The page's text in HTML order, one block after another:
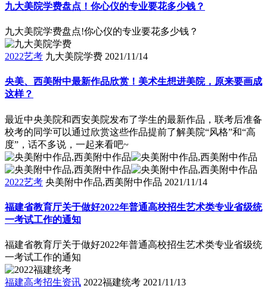
九大美院学费盘点！你心仪的专业要花多少钱？
九大美院学费盘点!你心仪的专业要花多少钱？
2022艺考 九大美院学费 2021/11/14
央美、西美附中最新作品欣赏！美术生想进美院，原来要画成
这样？
最近中央美院和西安美院发布了学生的最新作品，联考后准备
校考的同学可以通过欣赏这些作品提前了解美院“风格”和“高
度”，话不多说，一起来看吧~
2022艺考 央美附中作品,西美附中作品 2021/11/14
福建省教育厅关于做好2022年普通高校招生艺术类专业省级统
一考试工作的通知
福建省教育厅关于做好2022年普通高校招生艺术类专业省级统
一考试工作的通知
福建高考招生资讯 2022福建统考 2021/11/13